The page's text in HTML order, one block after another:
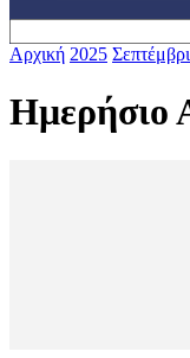
Αρχική 2025
Ημερήσιο